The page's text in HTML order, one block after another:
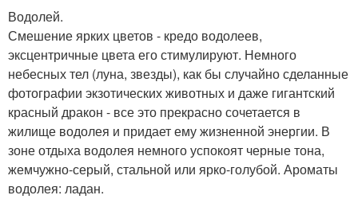
Водолей.
Смешение ярких цветов - кредо водолеев,
эксцентричные цвета его стимулируют. Немного
небесных тел (луна, звезды), как бы случайно сделанные
фотографии экзотических животных и даже гигантский
красный дракон - все это прекрасно сочетается в
жилище водолея и придает ему жизненной энергии. В
зоне отдыха водолея немного успокоят черные тона,
жемчужно-серый, стальной или ярко-голубой. Ароматы
водолея: ладан.